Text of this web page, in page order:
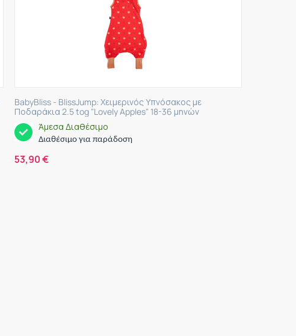
BabyBliss - BlissJump: Χειμερινός Υπνόσακος με
Ποδαράκια 2.5 tog "Lovely Apples" 18-36 μηνών
Άμεσα Διαθέσιμο
Διαθέσιμο για παράδοση
53,90€